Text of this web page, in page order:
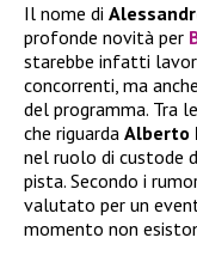
Il nome di
profonde novità per
starebbe infatti
concorrenti, ma
del programma. Tra
che riguarda Alberto
nel ruolo di custode
pista. Secondo i
valutato per un
momento non